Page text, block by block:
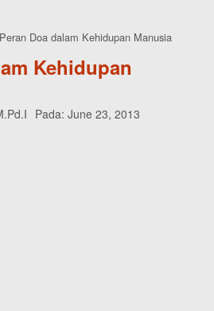
Peran Doa dalam Kehidupan Manusia
Kehidupan
Pada: June 23, 2013